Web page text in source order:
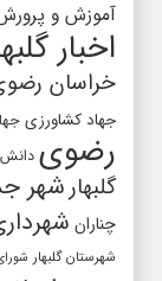
آموزش و
اخبار
خراسان
جهاد کشاورزی
رضوی دانش
گلبهارشهر
چناران
شهرستان گلبهار